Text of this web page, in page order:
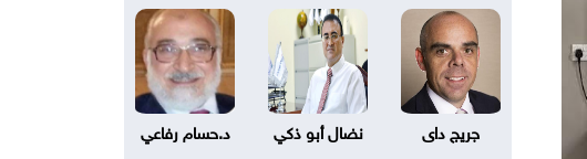
جريج داى نضال أبو ذكي د.حسام رفاعي